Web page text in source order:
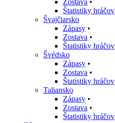
Zostava •
Štatistiky hráčov
Švajčiarsko
Zápasy •
Zostava •
Štatistiky hráčov
Švédsko
Zápasy •
Zostava •
Štatistiky hráčov
Taliansko
Zápasy •
Zostava •
Štatistiky hráčov